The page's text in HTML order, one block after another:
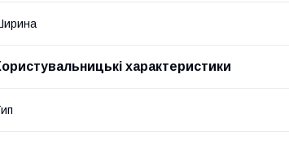
характеристики